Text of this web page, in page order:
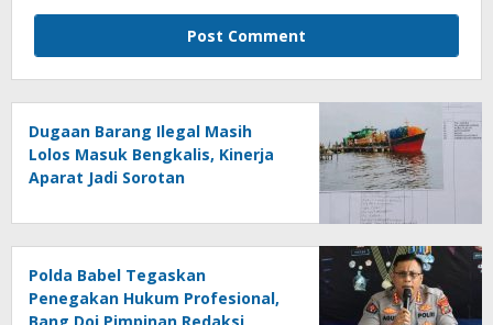
Dugaan Barang Ilegal Masih
Lolos Masuk Bengkalis, Kinerja
Aparat Jadi Sorotan
Polda Babel Tegaskan
Penegakan Hukum Profesional,